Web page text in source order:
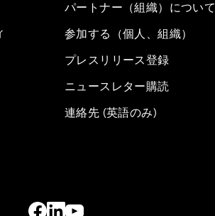
パートナー（組織）について
参加する（個人、組織）
プレスリリース登録
ニュースレター購読
連絡先 (英語のみ)